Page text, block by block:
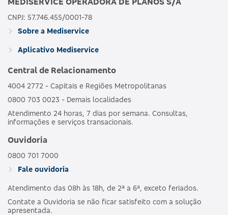
CNPJ: 57.746.455/0001-78
Sobre a Mediservice
Aplicativo Mediservice
Central de Relacionamento
4004 2772 - Capitais e Regiões Metropolitanas
0800 703 0023 - Demais localidades
Atendimento 24 horas, 7 dias por semana. Consultas,
informações e serviços transacionais.
Ouvidoria
0800 701 7000
Fale ouvidoria
Atendimento das 08h às 18h, de 2ª a 6ª, exceto feriados.
Contate a Ouvidoria se não ficar satisfeito com a solução
apresentada.